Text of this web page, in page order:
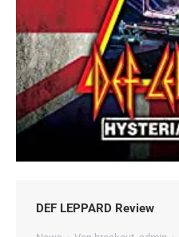
DEF LEPPARD Review